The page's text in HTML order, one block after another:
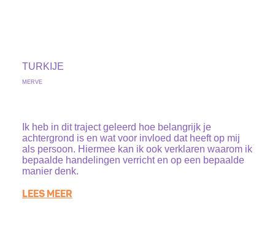
Ik heb in dit traject geleerd hoe belangrijk je
achtergrond is en wat voor invloed dat heeft op mij
als persoon. Hiermee kan ik ook verklaren waarom ik
bepaalde handelingen verricht en op een bepaalde
manier denk.
LEES MEER
MERVE
TURKIJE